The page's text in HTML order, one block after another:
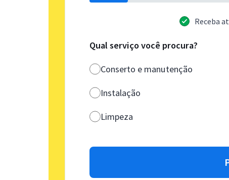
Receba
Qual serviço você procura?
Conserto e manutenção
Instalação
Limpeza